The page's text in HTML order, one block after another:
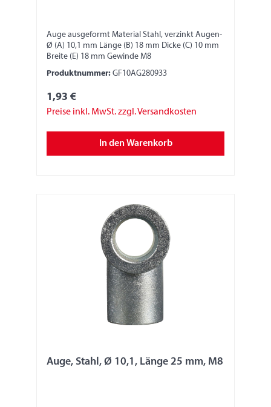
Auge ausgeformt Material Stahl, verzinkt Augen-
Ø (A) 10,1 mm Länge (B) 18 mm Dicke (C) 10 mm
Breite (E) 18 mm Gewinde M8
Produktnummer: GF10AG280933
1,93 €
Preise inkl. MwSt. zzgl. Versandkosten
In den Warenkorb
Auge, Stahl, Ø 10,1, Länge 25 mm, M8